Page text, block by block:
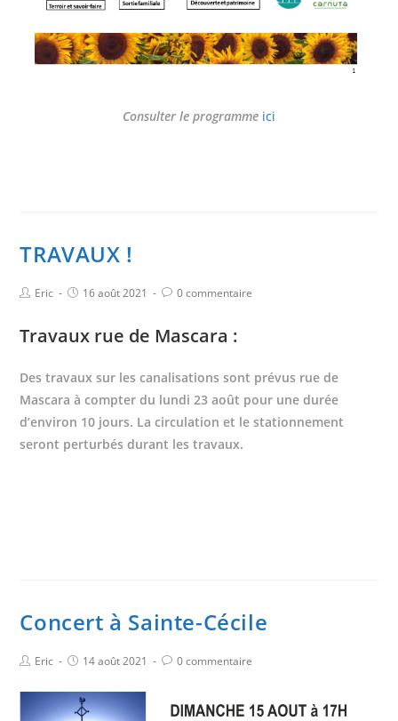
Consulter le programme ici
TRAVAUX !
Eric 16 août 2021 0 commentaire
Travaux rue de Mascara :
Des travaux sur les canalisations sont prévus rue de
Mascara à compter du lundi 23 août pour une durée
d’environ 10 jours. La circulation et le stationnement
seront perturbés durant les travaux.
Concert à Sainte-Cécile
Eric 14 août 2021 0 commentaire